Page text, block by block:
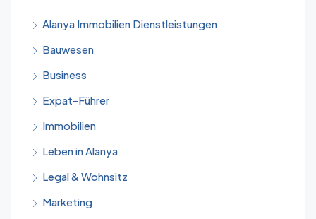
Alanya Immobilien Dienstleistungen
Bauwesen
Business
Expat-Führer
Immobilien
Leben in Alanya
Legal & Wohnsitz
Marketing